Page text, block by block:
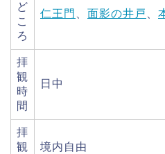
ど
こ
ろ
仁王門 面影の井戸
拝
観
時
間
日中
拝
観
境内自由